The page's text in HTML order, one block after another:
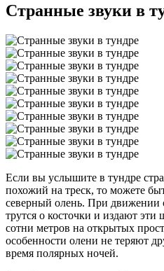
Странные звуки в
Если вы услышите в тундре
похожий на треск, то можете
северный олень. При движении
трутся о косточки и издают
сотни метров на открытых
особенности олени не теряют
время полярных ночей.